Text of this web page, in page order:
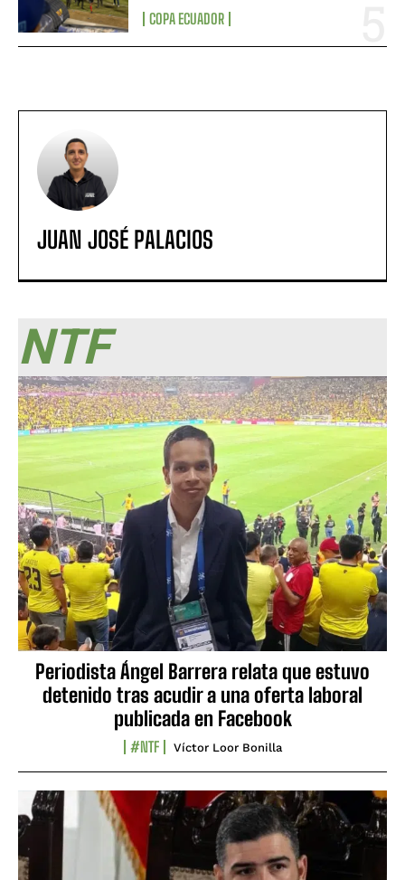
COPA ECUADOR
JUAN JOSÉ PALACIOS
NTF
Periodista Ángel Barrera relata que estuvo
detenido tras acudir a una oferta laboral
publicada en Facebook
#NTF Víctor Loor Bonilla